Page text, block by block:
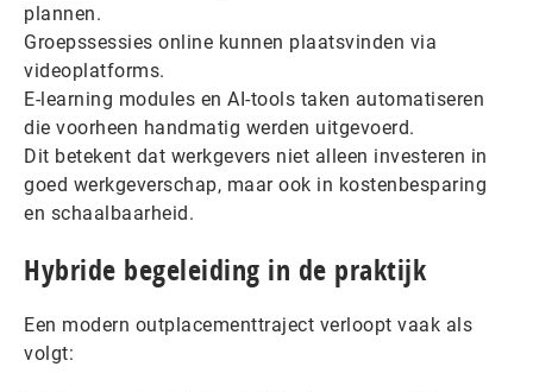
plannen.
Groepssessies online kunnen plaatsvinden via
videoplatforms.
E-learning modules en AI-tools taken automatiseren
die voorheen handmatig werden uitgevoerd.
Dit betekent dat werkgevers niet alleen investeren in
goed werkgeverschap, maar ook in kostenbesparing
en schaalbaarheid.
Hybride begeleiding in de praktijk
Een modern outplacementtraject verloopt vaak als
volgt: